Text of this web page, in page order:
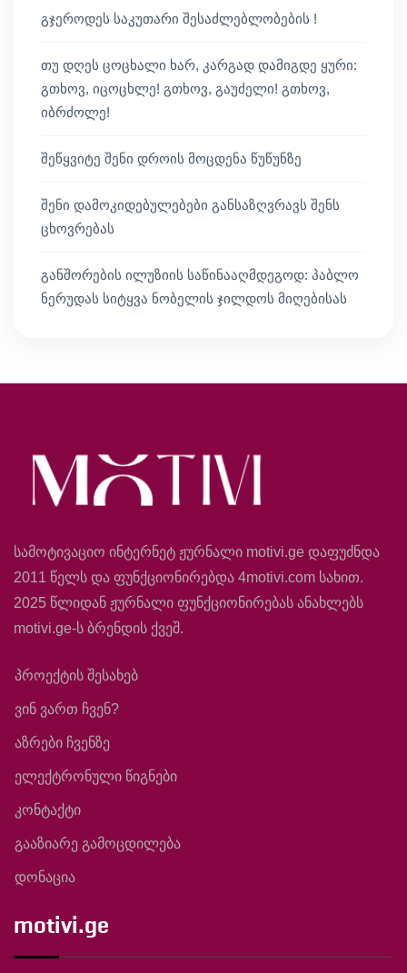
გჯეროდეს საკუთარი შესაძლებლობების !
თუ დღეს ცოცხალი ხარ, კარგად დამიგდე ყური:
გთხოვ, იცოცხლე! გთხოვ, გაუძელი! გთხოვ,
იბრძოლე!
შეწყვიტე შენი დროის მოცდენა წუწუნზე
შენი დამოკიდებულებები განსაზღვრავს შენს
ცხოვრებას
განშორების ილუზიის საწინააღმდეგოდ: პაბლო
ნერუდას სიტყვა ნობელის ჯილდოს მიღებისას
სამოტივაციო ინტერნეტ ჟურნალი motivi.ge დაფუძნდა
2011 წელს და ფუნქციონირებდა 4motivi.com სახით.
2025 წლიდან ჟურნალი ფუნქციონირებას ანახლებს
motivi.ge-ს ბრენდის ქვეშ.
პროექტის შესახებ
ვინ ვართ ჩვენ?
აზრები ჩვენზე
ელექტრონული წიგნები
კონტაქტი
გააზიარე გამოცდილება
დონაცია
motivi.ge